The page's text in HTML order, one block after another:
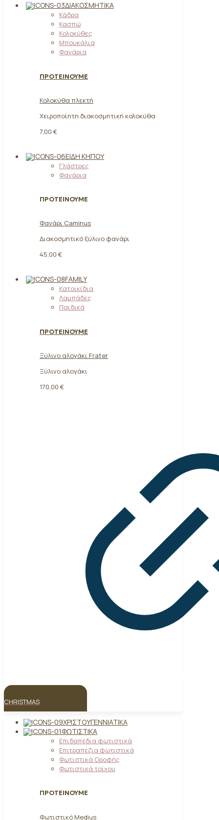
ΔΙΑΚΟΣΜΗΤΙΚΆ
Κάδρα
Κασπώ
Κολοκύθες
Μπουκάλια
Φανάρια
ΠΡΟΤΕΙΝΟΥΜΕ
Κολοκύθα πλεκτή
Χειροποίητη διακοσμητική κολοκύθα
7,00 €
ΕΊΔΗ ΚΉΠΟΥ
Γλάστρες
Φανάρια
ΠΡΟΤΕΙΝΟΥΜΕ
Φανάρι Caminus
Διακοσμητικό ξύλινο φανάρι
45,00 €
FAMILY
Κατοικίδια
Λαμπάδες
Παιδικά
ΠΡΟΤΕΙΝΟΥΜΕ
Ξύλινο αλογάκι Frater
Ξύλινο αλογάκι
170,00 €
CHRISTMAS
ΧΡΙΣΤΟΥΓΕΝΝΙΆΤΙΚΑ
ΦΩΤΙΣΤΙΚΆ
Επιδαπέδια φωτιστικά
Επιτραπέζια φωτιστικά
Φωτιστικά Οροφής
Φωτιστικά τοίχου
ΠΡΟΤΕΙΝΟΥΜΕ
Φωτιστικό Medius